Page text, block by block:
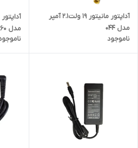
آداپتور مانیتور 19 ولت2.1 آمپر
مدل 044
ناموجود
مدل 060